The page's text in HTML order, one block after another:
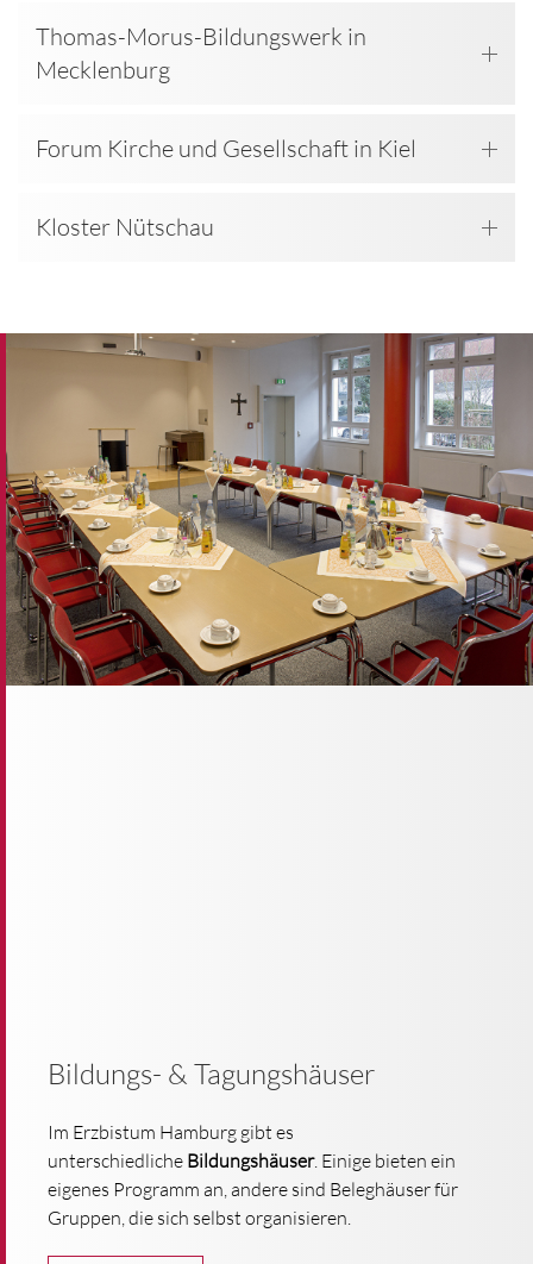
Thomas-Morus-Bildungswerk in
Mecklenburg
Forum Kirche und Gesellschaft in Kiel
Kloster Nütschau
Bildungs- & Tagungshäuser
Im Erzbistum Hamburg gibt es
unterschiedliche Bildungshäuser. Einige bieten ein
eigenes Programm an, andere sind Beleghäuser für
Gruppen, die sich selbst organisieren.